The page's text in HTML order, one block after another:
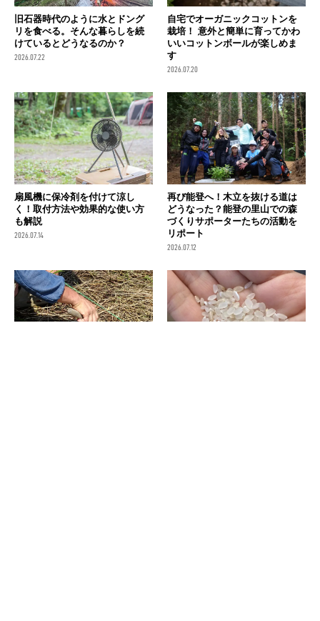
旧石器時代のように水とドング
リを食べる。そんな暮らしを続
けているとどうなるのか？
2026.07.22
自宅でオーガニックコットンを
栽培！ 意外と簡単に育ってかわ
いいコットンボールが楽しめま
す
2026.07.20
扇風機に保冷剤を付けて涼し
く！取付方法や効果的な使い方
も解説
2026.07.14
再び能登へ！木立を抜ける道は
どうなった？能登の里山での森
づくりサポーターたちの活動を
リポート
2026.07.12